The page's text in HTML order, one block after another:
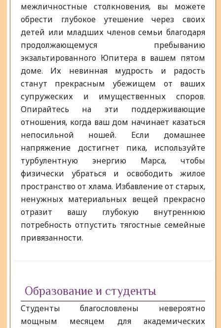
межличностные столкновения, вы можете
обрести глубокое утешение через своих
детей или младших членов семьи благодаря
продолжающемуся пребыванию
экзальтированного Юпитера в вашем пятом
доме. Их невинная мудрость и радость
станут прекрасным убежищем от ваших
супружеских и имущественных споров.
Опирайтесь на эти поддерживающие
отношения, когда ваш дом начинает казаться
непосильной ношей. Если домашнее
напряжение достигнет пика, используйте
турбулентную энергию Марса, чтобы
физически убраться и освободить жилое
пространство от хлама. Избавление от старых,
ненужных материальных вещей прекрасно
отразит вашу глубокую внутреннюю
потребность отпустить тягостные семейные
привязанности.
Образование и студенты
Студенты благословлены невероятно
мощным месяцем для академических